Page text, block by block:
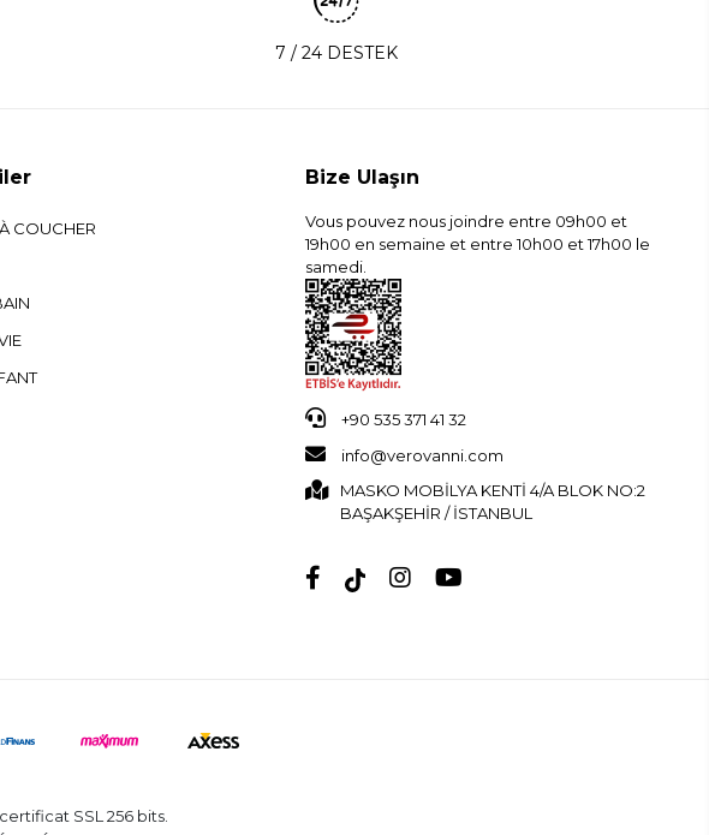
7 / 24 DESTEK
COUCHER
Bize Ulaşın
Vous pouvez nous joindre entre 09h00 et
19h00 en semaine et entre 10h00 et 17h00 le
samedi.
+90 535 371 41 32
info@verovanni.com
MASKO MOBİLYA KENTİ 4/A BLOK NO:2
BAŞAKŞEHİR / İSTANBUL
SSL 256 bits.